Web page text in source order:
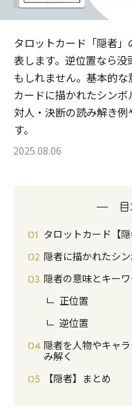
タロットカード「隠者
表します。逆位置なら
もしれません。基本的な
カードに描かれたシンボ
対人・決断の読み解き
す。
2025.08.06
タロットカード【
隠者に描かれたシ
隠者の意味とキー
正位置
逆位置
隠者を人物やキャ
み解く
【隠者】まとめ